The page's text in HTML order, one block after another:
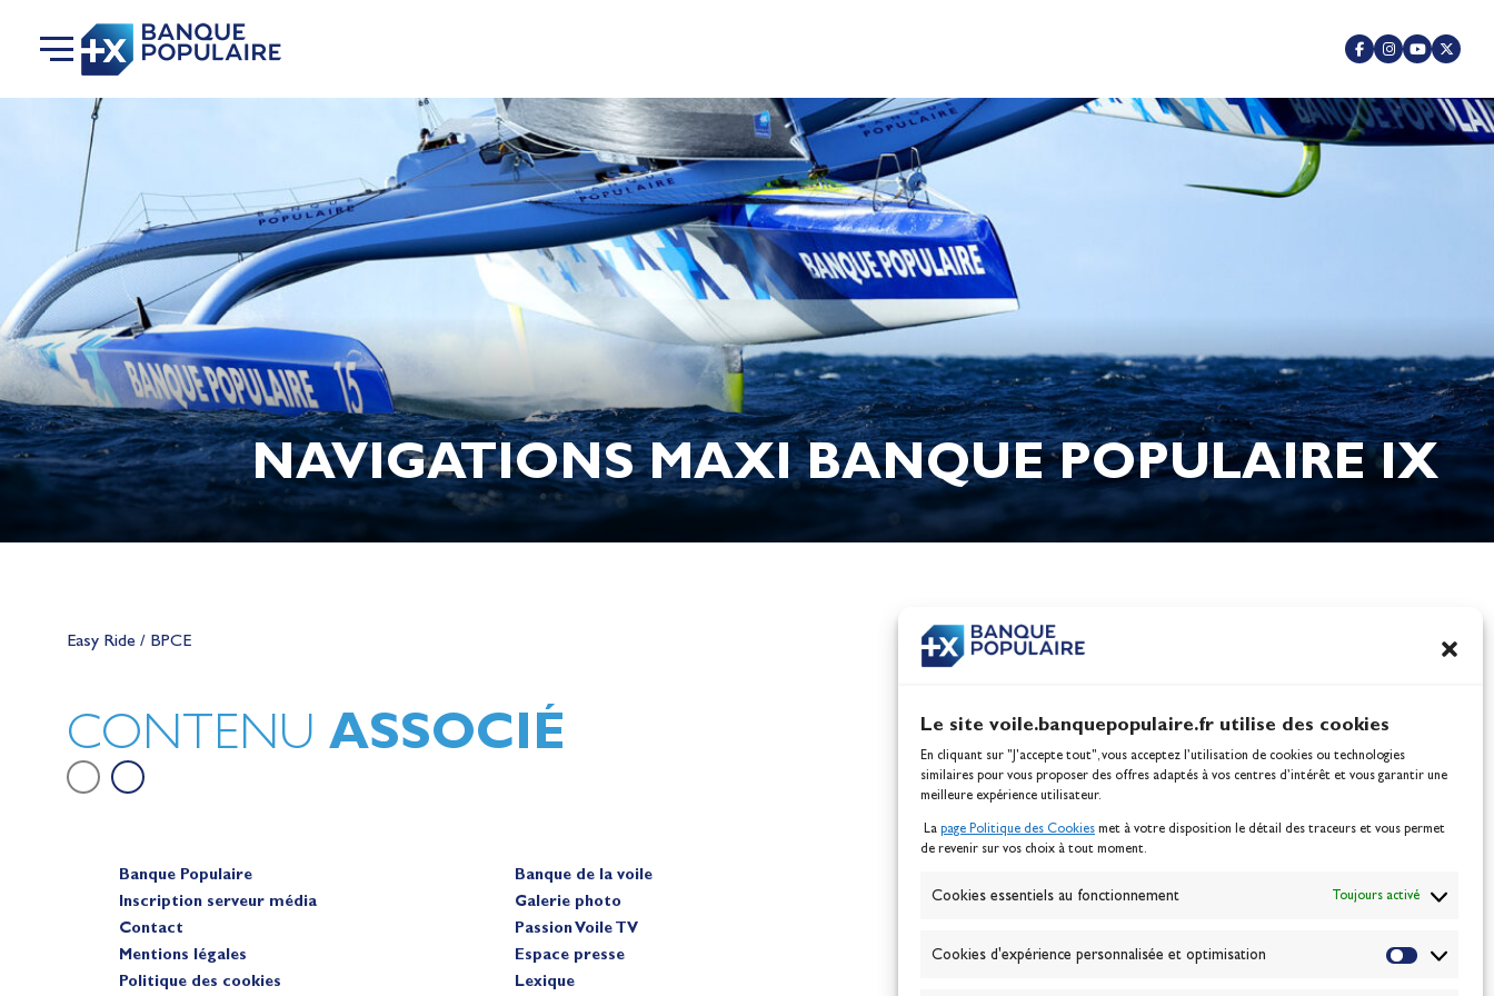
Le site voile.banquepopulaire.fr utilise des cookies
En cliquant sur "J'accepte tout", vous acceptez l’utilisation de cookies ou technologies
similaires pour vous proposer des offres adaptés à vos centres d’intérêt et vous garantir une
meilleure expérience utilisateur.
La page Politique des Cookies met à votre disposition le détail des traceurs et vous permet
de revenir sur vos choix à tout moment.
Cookies essentiels au fonctionnement Toujours activé
Cookies d'expérience personnalisée et optimisation
NAVIGATIONS MAXI BANQUE POPULAIRE IX
Easy Ride / BPCE
CONTENU ASSOCIÉ
sur le plan d'eau des Jeux Olympiques
Berthomieu, vice-championnes
100% Glisse - Écoles
Banque Populaire
Inscription serveur média
Contact
Mentions légales
Politique des cookies
Banque de la voile
Galerie photo
Passion Voile TV
Espace presse
Lexique
ABONNEZ-VOUS